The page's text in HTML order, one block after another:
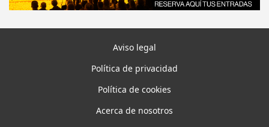
Aviso legal
Política de privacidad
Política de cookies
Acerca de nosotros